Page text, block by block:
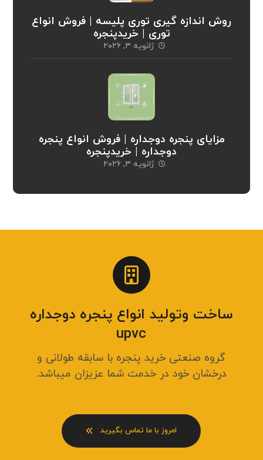
روش اندازه گیری توری پلیسه | فروش انواع
توری | خریدپنجره
ژانویه ۳, ۲۰۲۶
مزایای پنجره دوجداره | فروش انواع پنجره
دوجداره | خریدپنجره
ژانویه ۳, ۲۰۲۶
ساخت وتولید انواع پنجره دوجداره
upvc
گروه صنعتی خرید پنجره با سابقه طولانی و
درخشان خود در خدمت شما عزیزان میباشد.
امروز با ما تماس بگیرید